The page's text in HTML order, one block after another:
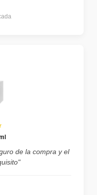
de la compra y el